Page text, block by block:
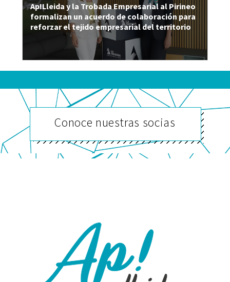
Ap!Lleida y la Trobada Empresarial al Pirineo
formalizan un acuerdo de colaboración para
reforzar el tejido empresarial del territorio
Conoce nuestras socias